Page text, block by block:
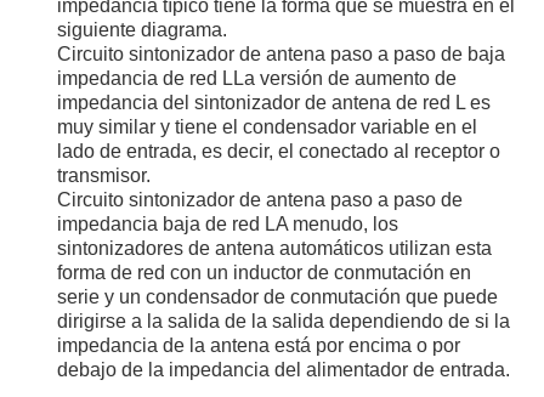
impedancia típico tiene la forma que se muestra en el
siguiente diagrama.
Circuito sintonizador de antena paso a paso de baja
impedancia de red LLa versión de aumento de
impedancia del sintonizador de antena de red L es
muy similar y tiene el condensador variable en el
lado de entrada, es decir, el conectado al receptor o
transmisor.
Circuito sintonizador de antena paso a paso de
impedancia baja de red LA menudo, los
sintonizadores de antena automáticos utilizan esta
forma de red con un inductor de conmutación en
serie y un condensador de conmutación que puede
dirigirse a la salida de la salida dependiendo de si la
impedancia de la antena está por encima o por
debajo de la impedancia del alimentador de entrada.